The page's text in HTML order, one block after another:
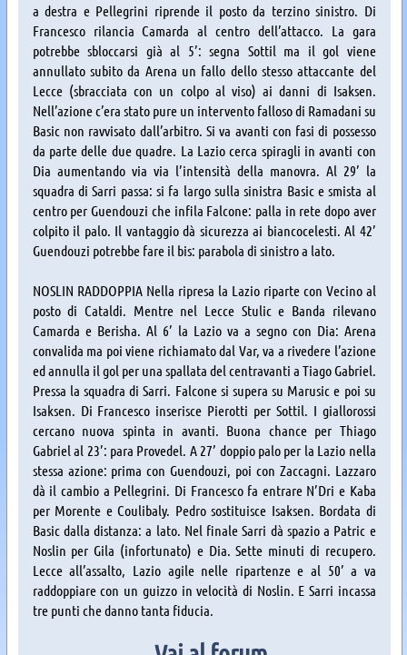
a destra e Pellegrini riprende il posto da terzino sinistro. Di
Francesco rilancia Camarda al centro dell’attacco. La gara
potrebbe sbloccarsi già al 5’: segna Sottil ma il gol viene
annullato subito da Arena un fallo dello stesso attaccante del
Lecce (sbracciata con un colpo al viso) ai danni di Isaksen.
Nell’azione c’era stato pure un intervento falloso di Ramadani su
Basic non ravvisato dall’arbitro. Si va avanti con fasi di possesso
da parte delle due quadre. La Lazio cerca spiragli in avanti con
Dia aumentando via via l’intensità della manovra. Al 29’ la
squadra di Sarri passa: si fa largo sulla sinistra Basic e smista al
centro per Guendouzi che infila Falcone: palla in rete dopo aver
colpito il palo. Il vantaggio dà sicurezza ai biancocelesti. Al 42’
Guendouzi potrebbe fare il bis: parabola di sinistro a lato.
NOSLIN RADDOPPIA Nella ripresa la Lazio riparte con Vecino al
posto di Cataldi. Mentre nel Lecce Stulic e Banda rilevano
Camarda e Berisha. Al 6’ la Lazio va a segno con Dia: Arena
convalida ma poi viene richiamato dal Var, va a rivedere l’azione
ed annulla il gol per una spallata del centravanti a Tiago Gabriel.
Pressa la squadra di Sarri. Falcone si supera su Marusic e poi su
Isaksen. Di Francesco inserisce Pierotti per Sottil. I giallorossi
cercano nuova spinta in avanti. Buona chance per Thiago
Gabriel al 23’: para Provedel. A 27’ doppio palo per la Lazio nella
stessa azione: prima con Guendouzi, poi con Zaccagni. Lazzaro
dà il cambio a Pellegrini. Di Francesco fa entrare N’Dri e Kaba
per Morente e Coulibaly. Pedro sostituisce Isaksen. Bordata di
Basic dalla distanza: a lato. Nel finale Sarri dà spazio a Patric e
Noslin per Gila (infortunato) e Dia. Sette minuti di recupero.
Lecce all’assalto, Lazio agile nelle ripartenze e al 50’ a va
raddoppiare con un guizzo in velocità di Noslin. E Sarri incassa
tre punti che danno tanta fiducia.